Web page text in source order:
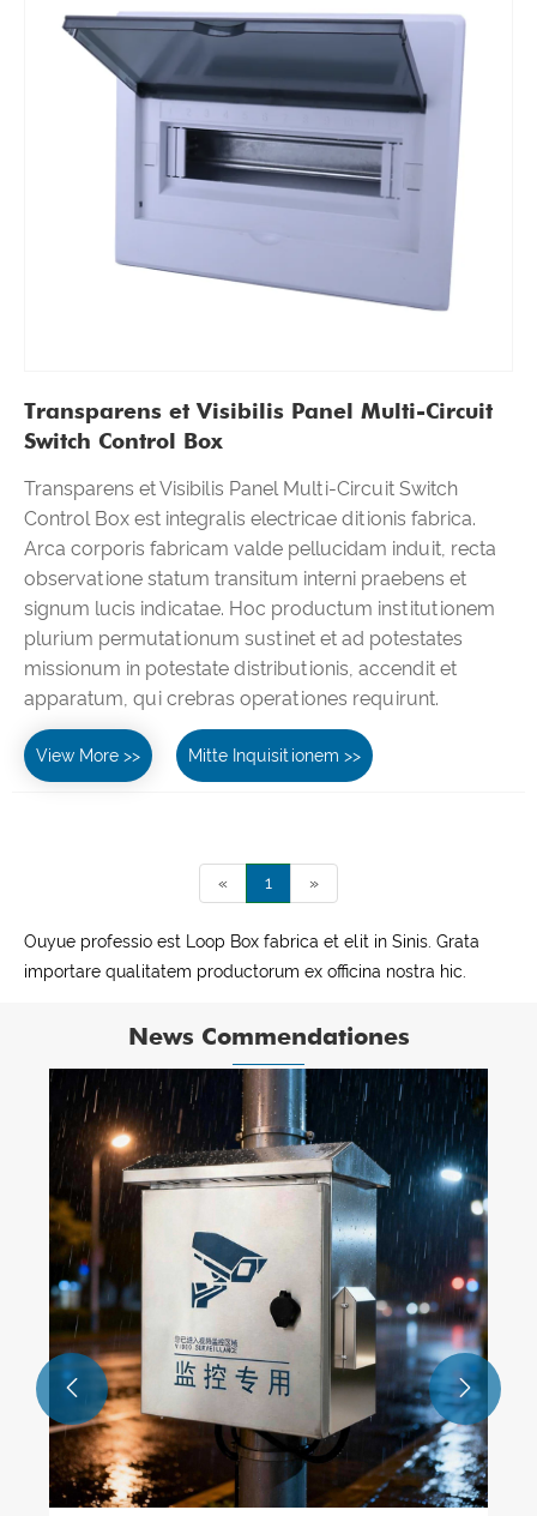
Transparens et Visibilis Panel Multi-Circuit
Switch Control Box
Transparens et Visibilis Panel Multi-Circuit Switch
Control Box est integralis electricae ditionis fabrica.
Arca corporis fabricam valde pellucidam induit, recta
observatione statum transitum interni praebens et
signum lucis indicatae. Hoc productum institutionem
plurium permutationum sustinet et ad potestates
missionum in potestate distributionis, accendit et
apparatum, qui crebras operationes requirunt.
View More >> Mitte Inquisitionem >>
« 1 »
Ouyue professio est Loop Box fabrica et elit in Sinis. Grata
importare qualitatem productorum ex officina nostra hic.
News Commendationes
Ouyue electricae ferro immaculatae
distributionis capsulae in mole Israeli
vectae sunt: ​​ex officina ad Ningbo Portum,
validum subsidium in transmarinis
inceptis struentibus praebens.
View More >>
 